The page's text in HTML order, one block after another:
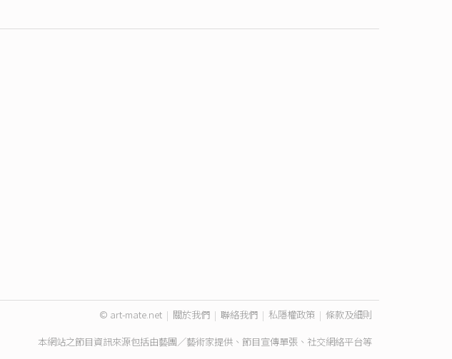
© art-mate.net | 關於我們 | 聯絡我們 | 私隱權政策 | 條款及細則
本網站之節目資訊來源包括由藝團／藝術家提供、節目宣傳單張、社交網絡平台等